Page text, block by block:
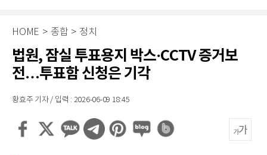
HOME > 종합 > 정치
법원, 잠실 투표용지 박스·CCTV 증거보
전…투표함 신청은 기각
황효주 기자 / 입력 : 2026-06-09 18:45